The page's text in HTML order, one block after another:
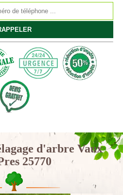
d'arbre Vaux
25770